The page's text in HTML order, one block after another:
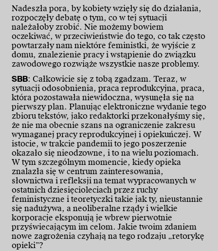
Nadeszła pora, by kobiety wzięły się do działania,
rozpoczęły debatę o tym, co w tej sytuacji
należałoby zrobić. Nie możemy bowiem
oczekiwać, w przeciwieństwie do tego, co tak często
powtarzały nam niektóre feministki, że wyjście z
domu, znalezienie pracy i wstąpienie do związku
zawodowego rozwiąże wszystkie nasze problemy.
SBB: Całkowicie się z tobą zgadzam. Teraz, w
sytuacji odosobnienia, praca reprodukcyjna, praca,
która pozostawała niewidoczna, wysunęła się na
pierwszy plan. Planując elektroniczne wydanie tego
zbioru tekstów, jako redaktorki przekonałyśmy się,
że nie ma obecnie szans na ograniczenie zakresu
wymaganej pracy reprodukcyjnej i opiekuńczej. W
istocie, w trakcie pandemii to jego poszerzenie
okazało się nieodzowne, i to na wielu poziomach.
W tym szczególnym momencie, kiedy opieka
znalazła się w centrum zainteresowania,
słownictwa i refleksji na temat wypracowanych w
ostatnich dziesięcioleciach przez ruchy
feministyczne i teoretyczki takie jak ty, nieustannie
się nadużywa, a neoliberalne rządy i wielkie
korporacje eksponują je wbrew pierwotnie
przyświecającym im celom. Jakie twoim zdaniem
nowe zagrożenia czyhają na tego rodzaju „retorykę
opieki”?